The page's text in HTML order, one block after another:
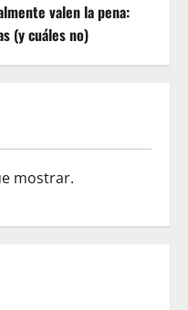
valen la pena:
(y cuáles no)
mostrar.